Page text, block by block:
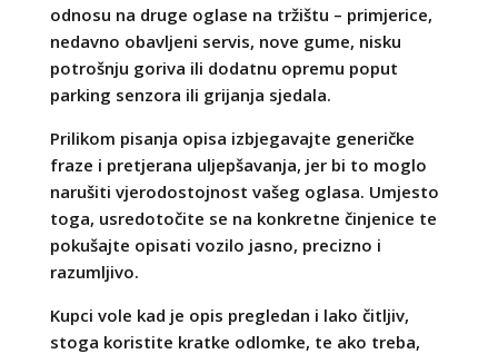
odnosu na druge oglase na tržištu – primjerice,
nedavno obavljeni servis, nove gume, nisku
potrošnju goriva ili dodatnu opremu poput
parking senzora ili grijanja sjedala.
Prilikom pisanja opisa izbjegavajte generičke
fraze i pretjerana uljepšavanja, jer bi to moglo
narušiti vjerodostojnost vašeg oglasa. Umjesto
toga, usredotočite se na konkretne činjenice te
pokušajte opisati vozilo jasno, precizno i
razumljivo.
Kupci vole kad je opis pregledan i lako čitljiv,
stoga koristite kratke odlomke, te ako treba,